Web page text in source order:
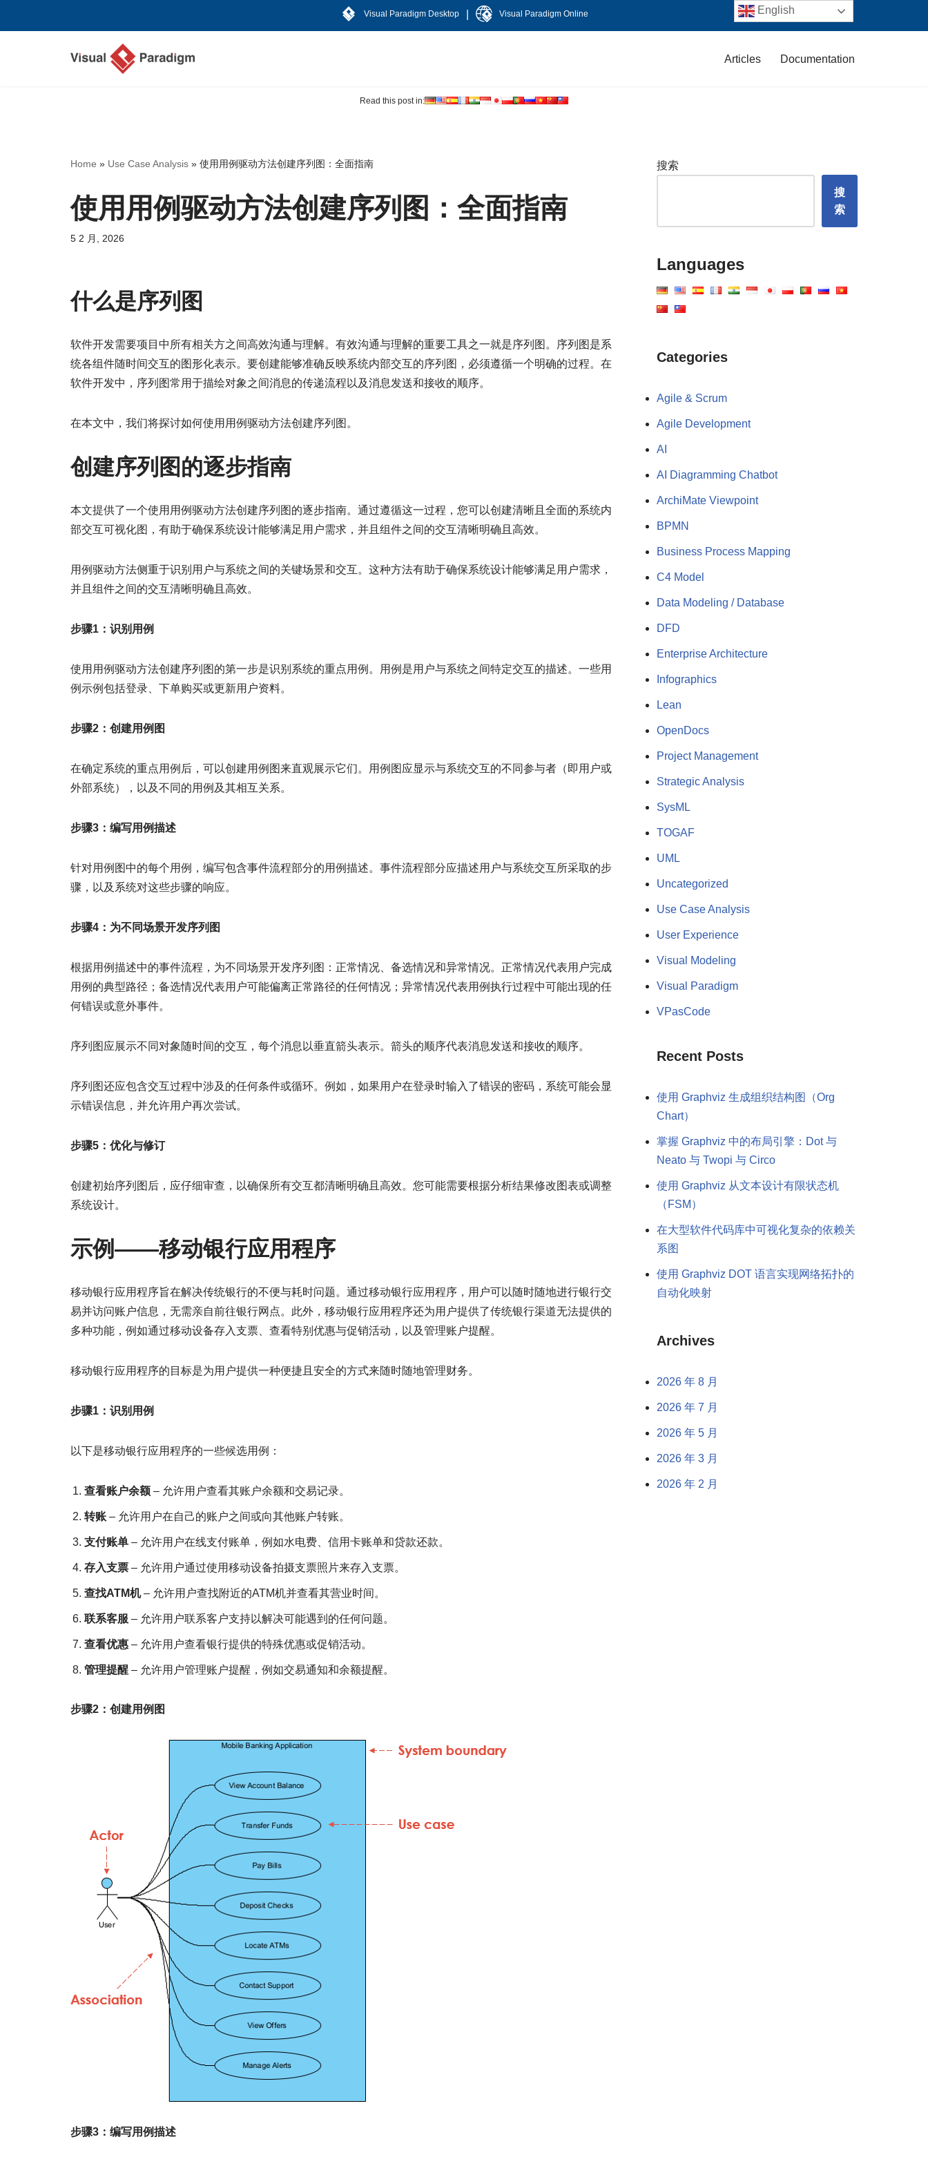
Visual Paradigm Desktop Visual Paradigm Online
Articles Documentation
Read this post in:
Home » Use Case Analysis » 使用用例驱动方法创建序列图：全面指南
使用用例驱动方法创建序列图：全面指南
5 2 月, 2026
什么是序列图
软件开发需要项目中所有相关方之间高效沟通与理解。有效沟通与理解的重要工具之一就是序列图。序列图是系
统各组件随时间交互的图形化表示。要创建能够准确反映系统内部交互的序列图，必须遵循一个明确的过程。在
软件开发中，序列图常用于描绘对象之间消息的传递流程以及消息发送和接收的顺序。
在本文中，我们将探讨如何使用用例驱动方法创建序列图。
创建序列图的逐步指南
本文提供了一个使用用例驱动方法创建序列图的逐步指南。通过遵循这一过程，您可以创建清晰且全面的系统内
部交互可视化图，有助于确保系统设计能够满足用户需求，并且组件之间的交互清晰明确且高效。
用例驱动方法侧重于识别用户与系统之间的关键场景和交互。这种方法有助于确保系统设计能够满足用户需求，
并且组件之间的交互清晰明确且高效。
步骤1：识别用例
使用用例驱动方法创建序列图的第一步是识别系统的重点用例。用例是用户与系统之间特定交互的描述。一些用
例示例包括登录、下单购买或更新用户资料。
步骤2：创建用例图
在确定系统的重点用例后，可以创建用例图来直观展示它们。用例图应显示与系统交互的不同参与者（即用户或
外部系统），以及不同的用例及其相互关系。
步骤3：编写用例描述
针对用例图中的每个用例，编写包含事件流程部分的用例描述。事件流程部分应描述用户与系统交互所采取的步
骤，以及系统对这些步骤的响应。
步骤4：为不同场景开发序列图
根据用例描述中的事件流程，为不同场景开发序列图：正常情况、备选情况和异常情况。正常情况代表用户完成
用例的典型路径；备选情况代表用户可能偏离正常路径的任何情况；异常情况代表用例执行过程中可能出现的任
何错误或意外事件。
序列图应展示不同对象随时间的交互，每个消息以垂直箭头表示。箭头的顺序代表消息发送和接收的顺序。
序列图还应包含交互过程中涉及的任何条件或循环。例如，如果用户在登录时输入了错误的密码，系统可能会显
示错误信息，并允许用户再次尝试。
步骤5：优化与修订
创建初始序列图后，应仔细审查，以确保所有交互都清晰明确且高效。您可能需要根据分析结果修改图表或调整
系统设计。
示例——移动银行应用程序
移动银行应用程序旨在解决传统银行的不便与耗时问题。通过移动银行应用程序，用户可以随时随地进行银行交
易并访问账户信息，无需亲自前往银行网点。此外，移动银行应用程序还为用户提供了传统银行渠道无法提供的
多种功能，例如通过移动设备存入支票、查看特别优惠与促销活动，以及管理账户提醒。
移动银行应用程序的目标是为用户提供一种便捷且安全的方式来随时随地管理财务。
步骤1：识别用例
以下是移动银行应用程序的一些候选用例：
查看账户余额 – 允许用户查看其账户余额和交易记录。
转账 – 允许用户在自己的账户之间或向其他账户转账。
支付账单 – 允许用户在线支付账单，例如水电费、信用卡账单和贷款还款。
存入支票 – 允许用户通过使用移动设备拍摄支票照片来存入支票。
查找ATM机– 允许用户查找附近的ATM机并查看其营业时间。
联系客服 – 允许用户联系客户支持以解决可能遇到的任何问题。
查看优惠 – 允许用户查看银行提供的特殊优惠或促销活动。
管理提醒 – 允许用户管理账户提醒，例如交易通知和余额提醒。
步骤2：创建用例图
步骤3：编写用例描述
搜索
搜
索
Languages
Categories
Agile & Scrum
Agile Development
AI
AI Diagramming Chatbot
ArchiMate Viewpoint
BPMN
Business Process Mapping
C4 Model
Data Modeling / Database
DFD
Enterprise Architecture
Infographics
Lean
OpenDocs
Project Management
Strategic Analysis
SysML
TOGAF
UML
Uncategorized
Use Case Analysis
User Experience
Visual Modeling
Visual Paradigm
VPasCode
Recent Posts
使用 Graphviz 生成组织结构图（Org
Chart）
掌握 Graphviz 中的布局引擎：Dot 与
Neato 与 Twopi 与 Circo
使用 Graphviz 从文本设计有限状态机
（FSM）
在大型软件代码库中可视化复杂的依赖关
系图
使用 Graphviz DOT 语言实现网络拓扑的
自动化映射
Archives
2026 年 8 月
2026 年 7 月
2026 年 5 月
2026 年 3 月
2026 年 2 月
English